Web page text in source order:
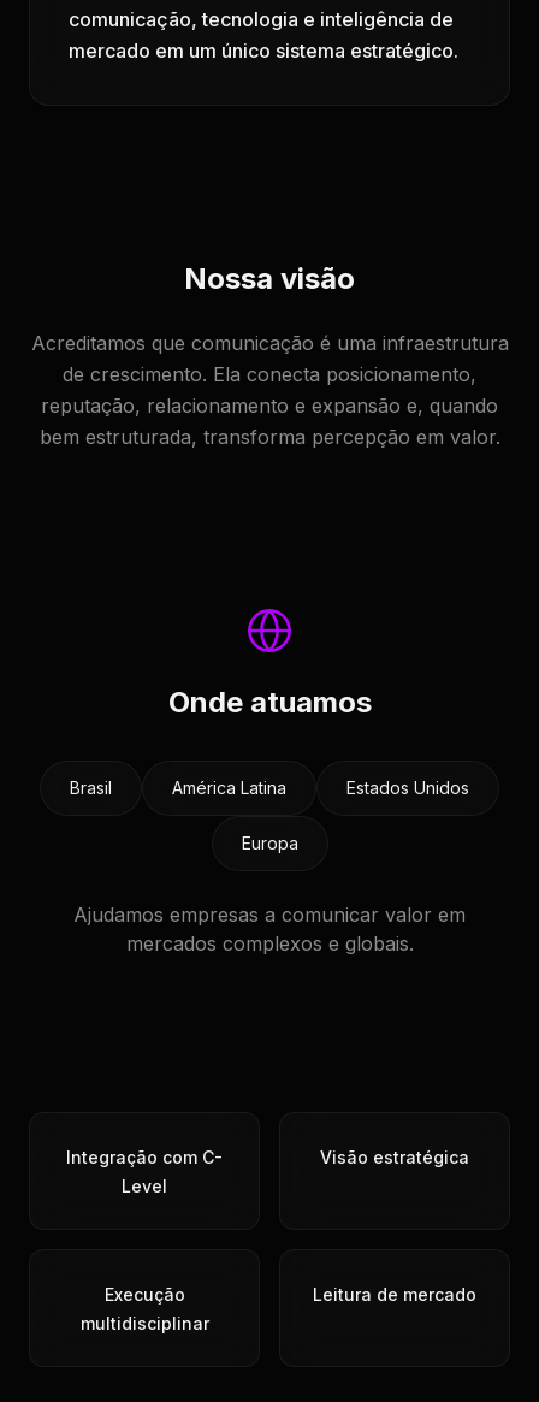
comunicação, tecnologia e inteligência de
mercado em um único sistema estratégico.
Nossa visão
Acreditamos que comunicação é uma infraestrutura
de crescimento. Ela conecta posicionamento,
reputação, relacionamento e expansão e, quando
bem estruturada, transforma percepção em valor.
Onde atuamos
Brasil América Latina Estados Unidos
Europa
Ajudamos empresas a comunicar valor em
mercados complexos e globais.
Integração com C-
Level
Visão estratégica
Execução
multidisciplinar
Leitura de mercado